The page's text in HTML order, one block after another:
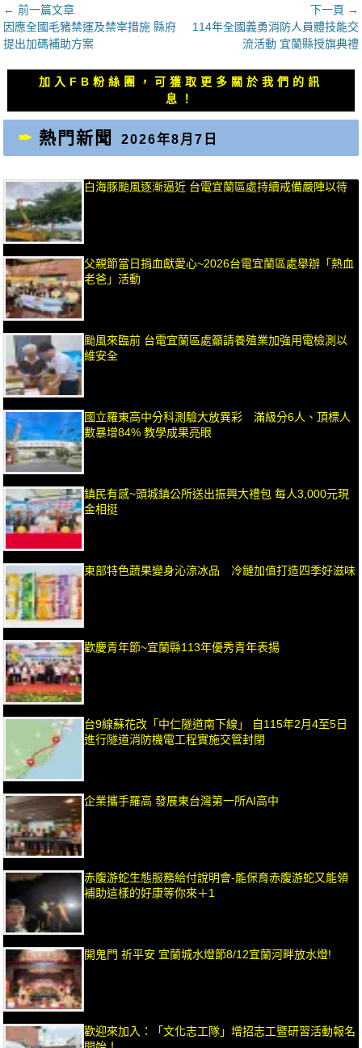
文
章
導
覽
← 前一篇文章
上
一
因應全國毛豬禁運及禁宰措施 縣府
提出加碼補助方案
下一頁 →
文
章：
114年全國義勇消防人員體技能交
流活動 宜蘭縣授旗典禮
加入FB粉絲團，可獲取更多關於我們的訊
息！
熱門新聞 2026年8月7日
白海豚颱風逐漸逼近 台電宜蘭區處持續戒備嚴陣以待
父親節當日捐血獻愛心~2026台電宜蘭區處舉辦「熱血
老爸」活動
颱風來臨前 台電宜蘭區處籲請養殖業加強用電檢測以
維安全
國立羅東高中分科測驗大放異彩 滿級分6人、頂標人
數暴增84% 教學成果亮眼
鎮民有感~頭城鎮公所送出振興大禮包 每人3,000元現
金相挺
東部特色蔬果變身沁涼冰品 冷鏈加值打造四季好滋味
歡慶青年節~宜蘭縣113年優秀青年表揚
台9線蘇花改「中仁隧道南下線」 自115年2月4至5日
進行隧道消防機電工程實施交管封閉
企業攜手羅高 發展東台灣第一所AI高中
赤腹游蛇生態服務給付說明會-能保育赤腹游蛇又能領
補助這樣的好康等你來＋1
開鬼門 祈平安 宜蘭城水燈節8/12宜蘭河畔放水燈!
歡迎來加入：「文化志工隊」增招志工暨研習活動報名